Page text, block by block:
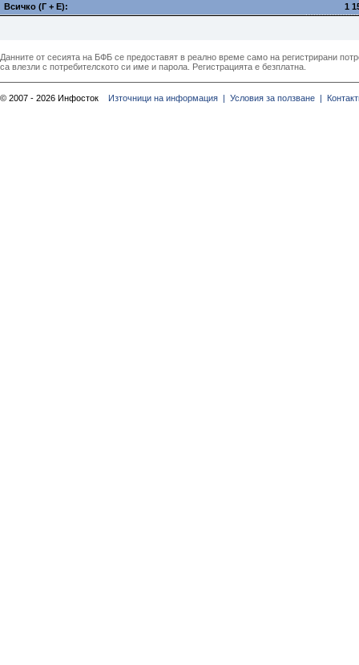
Всичко (Г + E):
1
Данните от сесията на БФБ се предоставят в реално време само на регистрирани
са влезли с потребителското си име и парола. Регистрацията е безплатна.
© 2007 - 2026 Инфосток Източници на информация | Условия за ползване |